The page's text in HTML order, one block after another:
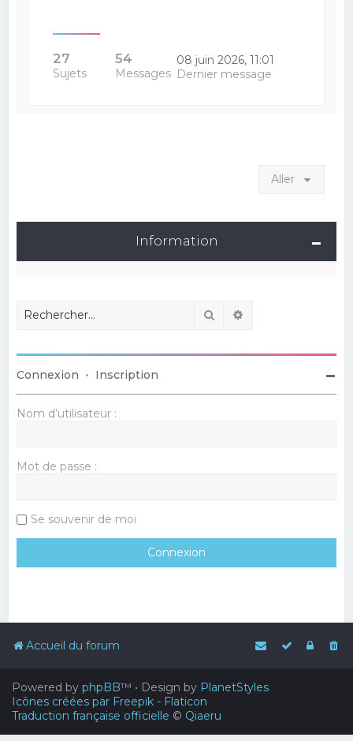
27
Sujets
54
Messages
08 juin 2026, 11:01
Dernier message
Aller
Information
Rechercher
Connexion • Inscription
Nom d’utilisateur :
Mot de passe :
Se souvenir de moi
Accueil du forum
Powered by phpBB™ • Design by PlanetStyles
Icônes créées par Freepik - Flaticon
Traduction française officielle © Qiaeru